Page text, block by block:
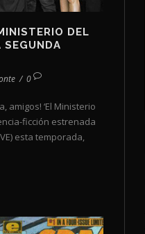
DEL
SEGUNDA
/ 0
amigos! ‘El Ministerio
ficción estrenada
esta temporada,